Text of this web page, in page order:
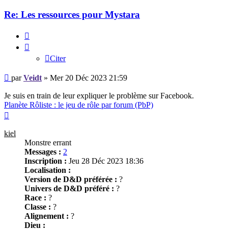
Re: Les ressources pour Mystara
Citer
Message
parVeidt » Mer 20 Déc 2023 21:59
Je suis en train de leur expliquer le problème sur Facebook.
Planète Rôliste : le jeu de rôle par forum (PbP)
kiel
Monstre errant
Messages : 2
Inscription : Jeu 28 Déc 2023 18:36
Localisation :
Version de D&D préférée : ?
Univers de D&D préféré : ?
Race : ?
Classe : ?
Alignement : ?
Dieu :